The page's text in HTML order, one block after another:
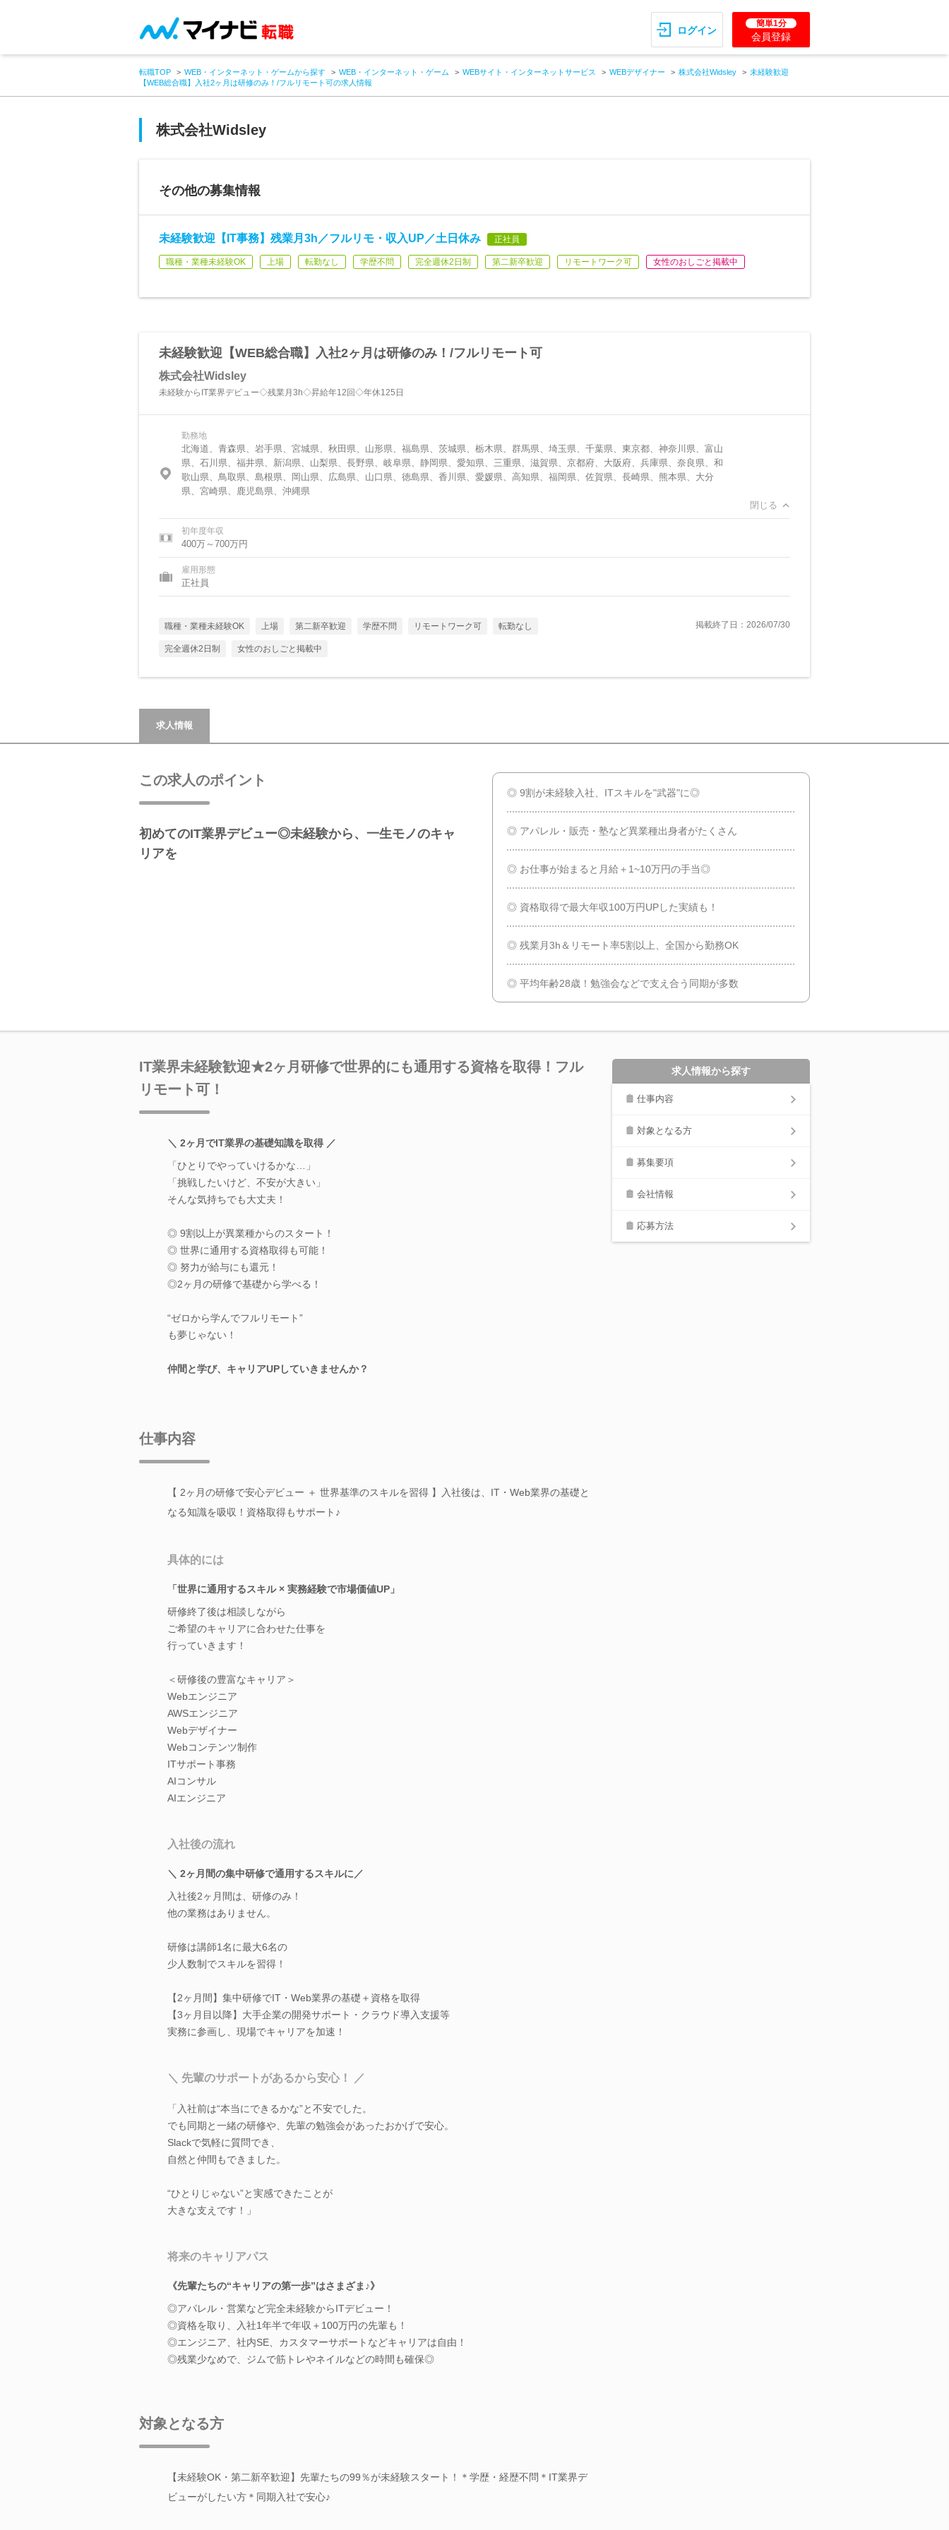
ログイン
簡単1分
会員登録
転職TOP WEB・インターネット・ゲームから探す WEB・インターネット・ゲーム WEBサイト・インターネットサービス WEBデザイナー 株式会社Widsley
未経験歓迎
【WEB総合職】入社2ヶ月は研修のみ！/フルリモート可の求人情報
株式会社Widsley
その他の募集情報
未経験歓迎【IT事務】残業月3h／フルリモ・収入UP／土日休み 正社員
職種・業種未経験OK 上場 転勤なし 学歴不問 完全週休2日制 第二新卒歓迎 リモートワーク可 女性のおしごと掲載中
未経験歓迎【WEB総合職】入社2ヶ月は研修のみ！/フルリモート可
株式会社Widsley
未経験からIT業界デビュー◇残業月3h◇昇給年12回◇年休125日
勤務地
北海道、青森県、岩手県、宮城県、秋田県、山形県、福島県、茨城県、栃木県、群馬県、埼玉県、千葉県、東京都、神奈川県、富山
県、石川県、福井県、新潟県、山梨県、長野県、岐阜県、静岡県、愛知県、三重県、滋賀県、京都府、大阪府、兵庫県、奈良県、和
歌山県、鳥取県、島根県、岡山県、広島県、山口県、徳島県、香川県、愛媛県、高知県、福岡県、佐賀県、長崎県、熊本県、大分
県、宮崎県、鹿児島県、沖縄県
閉じる
初年度年収
400万～700万円
雇用形態
正社員
職種・業種未経験OK 上場 第二新卒歓迎 学歴不問 リモートワーク可 転勤なし
完全週休2日制 女性のおしごと掲載中
掲載終了日：2026/07/30
求人情報
この求人のポイント
初めてのIT業界デビュー◎未経験から、一生モノのキャ
リアを
◎ 9割が未経験入社、ITスキルを"武器"に◎
◎ アパレル・販売・塾など異業種出身者がたくさん
◎ お仕事が始まると月給＋1~10万円の手当◎
◎ 資格取得で最大年収100万円UPした実績も！
◎ 残業月3h＆リモート率5割以上、全国から勤務OK
◎ 平均年齢28歳！勉強会などで支え合う同期が多数
IT業界未経験歓迎★2ヶ月研修で世界的にも通用する資格を取得！フル
リモート可！
＼ 2ヶ月でIT業界の基礎知識を取得 ／
「ひとりでやっていけるかな…」
「挑戦したいけど、不安が大きい」
そんな気持ちでも大丈夫！
◎ 9割以上が異業種からのスタート！
◎ 世界に通用する資格取得も可能！
◎ 努力が給与にも還元！
◎2ヶ月の研修で基礎から学べる！
“ゼロから学んでフルリモート”
も夢じゃない！
仲間と学び、キャリアUPしていきませんか？
仕事内容
【 2ヶ月の研修で安心デビュー ＋ 世界基準のスキルを習得 】入社後は、IT・Web業界の基礎と
なる知識を吸収！資格取得もサポート♪
具体的には
「世界に通用するスキル × 実務経験で市場価値UP」
研修終了後は相談しながら
ご希望のキャリアに合わせた仕事を
行っていきます！
＜研修後の豊富なキャリア＞
Webエンジニア
AWSエンジニア
Webデザイナー
Webコンテンツ制作
ITサポート事務
AIコンサル
AIエンジニア
入社後の流れ
＼ 2ヶ月間の集中研修で通用するスキルに／
入社後2ヶ月間は、研修のみ！
他の業務はありません。
研修は講師1名に最大6名の
少人数制でスキルを習得！
【2ヶ月間】集中研修でIT・Web業界の基礎＋資格を取得
【3ヶ月目以降】大手企業の開発サポート・クラウド導入支援等
実務に参画し、現場でキャリアを加速！
＼ 先輩のサポートがあるから安心！ ／
「入社前は“本当にできるかな”と不安でした。
でも同期と一緒の研修や、先輩の勉強会があったおかげで安心。
Slackで気軽に質問でき、
自然と仲間もできました。
“ひとりじゃない”と実感できたことが
大きな支えです！」
将来のキャリアパス
《先輩たちの“キャリアの第一歩”はさまざま♪》
◎アパレル・営業など完全未経験からITデビュー！
◎資格を取り、入社1年半で年収＋100万円の先輩も！
◎エンジニア、社内SE、カスタマーサポートなどキャリアは自由！
◎残業少なめで、ジムで筋トレやネイルなどの時間も確保◎
対象となる方
【未経験OK・第二新卒歓迎】先輩たちの99％が未経験スタート！＊学歴・経歴不問＊IT業界デ
ビューがしたい方＊同期入社で安心♪
求人情報から探す
仕事内容
対象となる方
募集要項
会社情報
応募方法